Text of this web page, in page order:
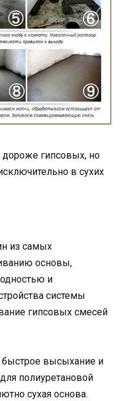
гипсовых, но
в сухих
из самых
основы,
и
системы
гипсовых смесей
быстрое высыхание и
полиуретановой
сухая основа.